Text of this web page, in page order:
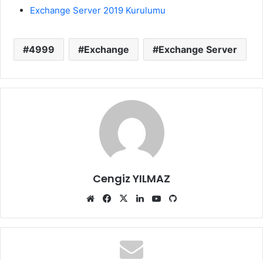
Exchange Server 2019 Kurulumu
4999 Exchange Exchange Server
Cengiz YILMAZ
Web
Facebook
X LinkedInYouTube